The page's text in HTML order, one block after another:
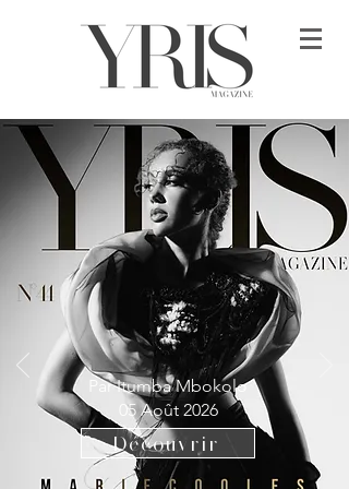
Par Itumba Mbokolo
05 Août 2026
Découvrir